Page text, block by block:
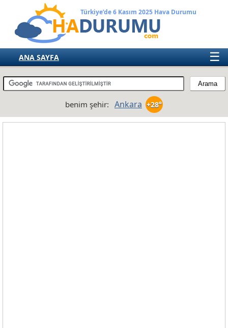
Türkiye’de 6 Kasım 2025 Hava Durumu
☰
ANA SAYFA
TÜRKİYE
AVRUPA
benim şehir: Ankara +28°